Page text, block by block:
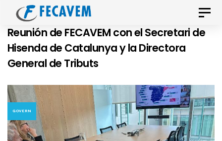
Skip
links
primary
navigation
Skip
content
Toggle
Reunión de FECAVEM con el Secretari de
Hisenda de Catalunya y la Directora
General de Tributs
GOVERN